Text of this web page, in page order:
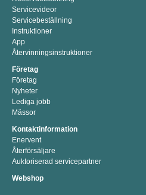
Servicevideor
Servicebeställning
Instruktioner
App
Återvinningsinstruktioner
Företag
Företag
Nyheter
Lediga jobb
Mässor
Kontaktinformation
Enervent
Återförsäljare
Auktoriserad servicepartner
Webshop